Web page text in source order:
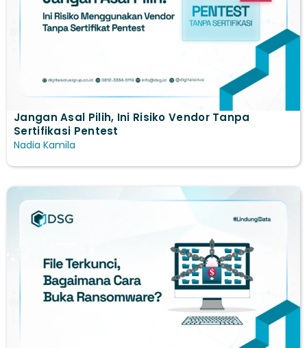
Jangan Asal Pilih, Ini Risiko Vendor Tanpa
Sertifikasi Pentest
Nadia Kamila